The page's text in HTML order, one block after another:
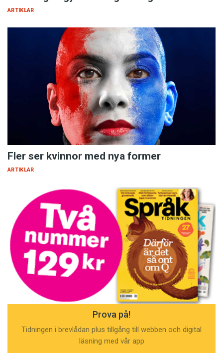
ARTIKLAR
Fler ser kvinnor med nya former
ARTIKLAR
Prova på!
Tidningen i brevlådan plus tillgång till webben och digital
läsning med vår app